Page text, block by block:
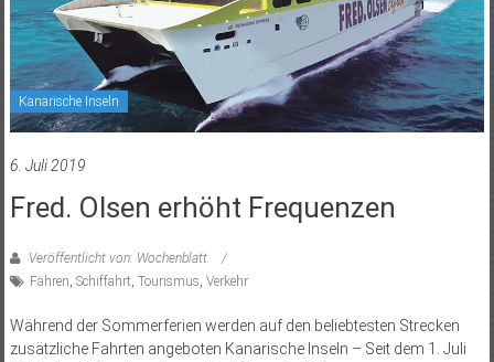
Kanarische Inseln
6. Juli 2019
Fred. Olsen erhöht Frequenzen
Veröffentlicht von: Wochenblatt
Fähren, Schiffahrt, Tourismus, Verkehr
Während der Sommerferien werden auf den beliebtesten Strecken
zusätzliche Fahrten angeboten Kanarische Inseln – Seit dem 1. Juli